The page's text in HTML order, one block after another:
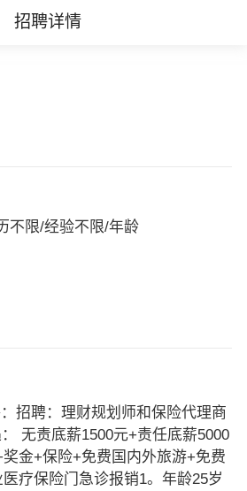
招聘详情
不限/经验不限/年龄
招聘：理财规划师和保险代理商
无责底薪1500元+责任底薪5000
金+保险+免费国内外旅游+免费
疗保险门急诊报销1。年龄25岁